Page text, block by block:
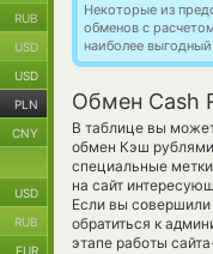
Некоторые из
обменов с
наиболее
Обмен Cash
В таблице вы
обмен Кэш
специальные
на сайт
Если вы
обратиться к
этапе работы
RUB
USD
USD
PLN
CNY
USD
RUB
EUR